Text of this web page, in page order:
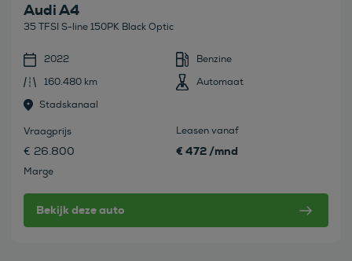
Audi A4
35 TFSI S-line 150PK Black Optic
2022
Benzine
160.480 km
Automaat
Stadskanaal
Vraagprijs
€ 26.800
Marge
Leasen vanaf
€ 472 /mnd
Bekijk deze auto